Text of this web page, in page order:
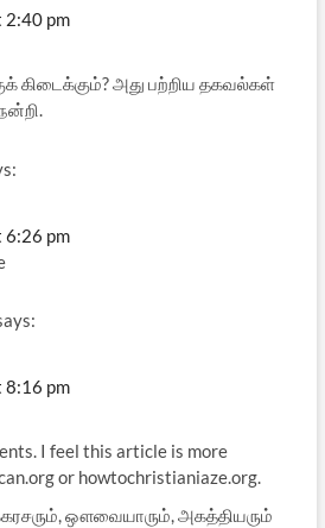
2:40 pm
கிடைக்கும்? அது பற்றிய தகவல்கள்
6:26 pm
8:16 pm
I feel this article is more
or howtochristianiaze.org.
ஔவையாரும், அகத்தியரும்